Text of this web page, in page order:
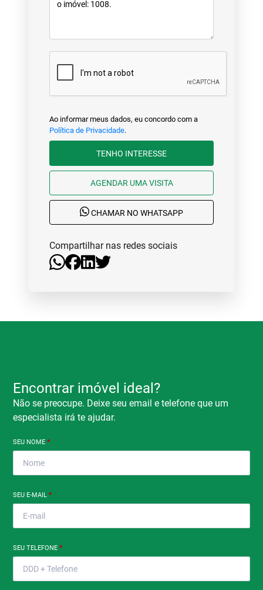
Ao informar meus dados, eu concordo com a
Política de Privacidade.
TENHO INTERESSE
AGENDAR UMA VISITA
CHAMAR NO WHATSAPP
Compartilhar nas redes sociais
Encontrar imóvel ideal?
Não se preocupe. Deixe seu email e telefone que um
especialista irá te ajudar.
SEU NOME*
SEU E-MAIL*
SEU TELEFONE*